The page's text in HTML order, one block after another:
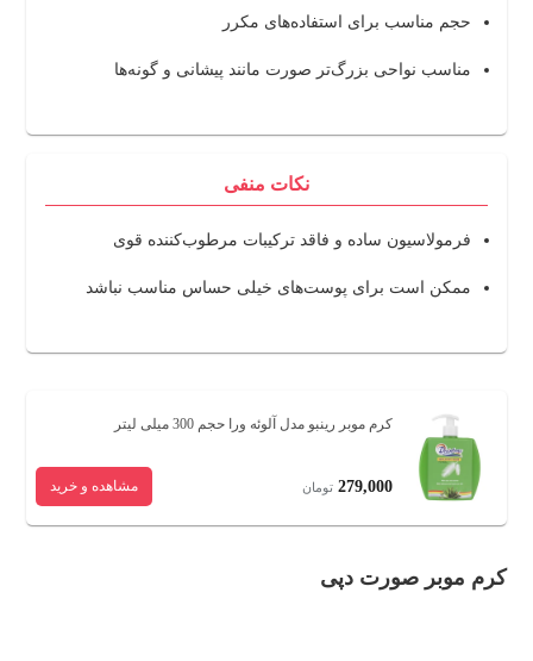
حجم مناسب برای استفاده‌های مکرر
مناسب نواحی بزرگ‌تر صورت مانند پیشانی و گونه‌ها
نکات منفی
فرمولاسیون ساده و فاقد ترکیبات مرطوب‌کننده قوی
ممکن است برای پوست‌های خیلی حساس مناسب نباشد
کرم موبر رینبو مدل آلوئه ورا حجم 300 میلی لیتر
279,000 تومان مشاهده و خرید
کرم موبر صورت دپی